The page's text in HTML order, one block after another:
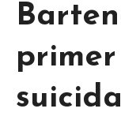
suicida